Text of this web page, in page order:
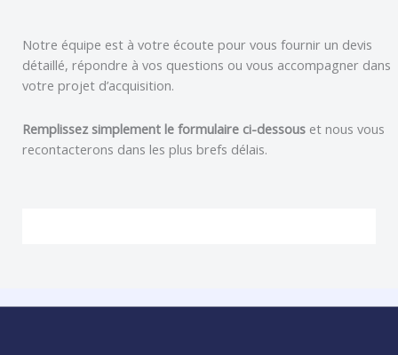
Notre équipe est à votre écoute pour vous fournir un devis
détaillé, répondre à vos questions ou vous accompagner dans
votre projet d’acquisition.
Remplissez simplement le formulaire ci-dessous et nous vous
recontacterons dans les plus brefs délais.